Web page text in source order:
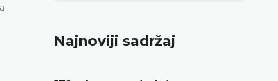
Najnoviji sadržaj